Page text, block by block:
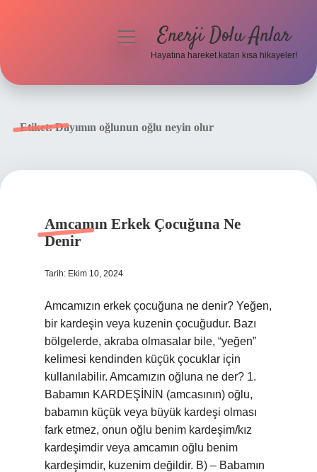
menüyüEnerji Dolu Anlar
Hayatına hareket katan kısa hikayeler!
Etiket:Dayımın oğlunun oğlu neyin olur
Amcamın Erkek Çocuğuna Ne
Denir
Tarih: Ekim 10, 2024
Amcamızın erkek çocuğuna ne denir? Yeğen,
bir kardeşin veya kuzenin çocuğudur. Bazı
bölgelerde, akraba olmasalar bile, “yeğen”
kelimesi kendinden küçük çocuklar için
kullanılabilir. Amcamızın oğluna ne der? 1.
Babamın KARDEŞİNİN (amcasının) oğlu,
babamın küçük veya büyük kardeşi olması
fark etmez, onun oğlu benim kardeşim/kız
kardeşimdir veya amcamın oğlu benim
kardeşimdir, kuzenim değildir. B) – Babamın